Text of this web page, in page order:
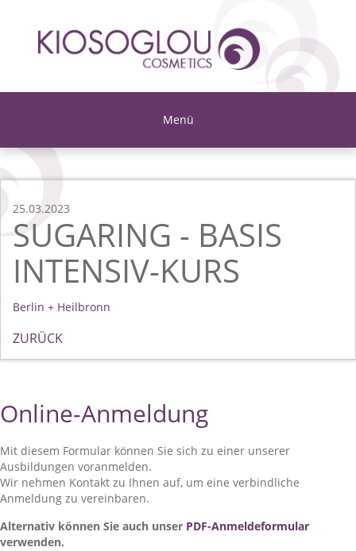
Menü
25.03.2023
SUGARING - BASIS
INTENSIV-KURS
Berlin + Heilbronn
ZURÜCK
Online-Anmeldung
Mit diesem Formular können Sie sich zu einer unserer
Ausbildungen voranmelden.
Wir nehmen Kontakt zu Ihnen auf, um eine verbindliche
Anmeldung zu vereinbaren.
Alternativ können Sie auch unser PDF-Anmeldeformular
verwenden.